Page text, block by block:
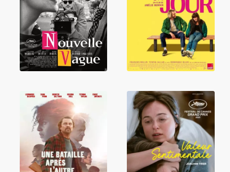
Nouvelle Vague Partir un jour
Une bataille
après l'autre
Valeur
sentimentale